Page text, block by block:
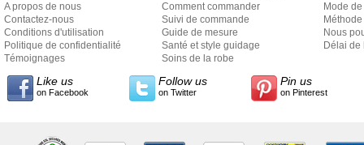
A propos de nous
Contactez-nous
Conditions d'utilisation
Politique de confidentialité
Témoignages
Comment commander
Suivi de commande
Guide de mesure
Santé et style guidage
Soins de la robe
Mode
Nous
Délai de
Like us
on Facebook
Follow us
on Twitter
Pin us
on Pinterest